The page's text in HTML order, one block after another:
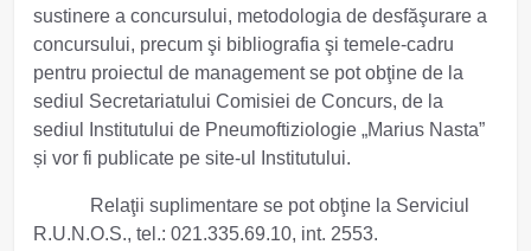
sustinere a concursului, metodologia de desfăşurare a
concursului, precum şi bibliografia şi temele-cadru
pentru proiectul de management se pot obţine de la
sediul Secretariatului Comisiei de Concurs, de la
sediul Institutului de Pneumoftiziologie „Marius Nasta”
și vor fi publicate pe site-ul Institutului.
Relaţii suplimentare se pot obţine la Serviciul
R.U.N.O.S., tel.: 021.335.69.10, int. 2553.